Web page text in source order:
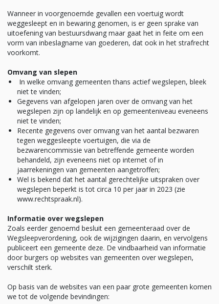
Wanneer in voorgenoemde gevallen een voertuig wordt
weggesleept en in bewaring genomen, is er geen sprake van
uitoefening van bestuursdwang maar gaat het in feite om een
vorm van inbeslagname van goederen, dat ook in het strafrecht
voorkomt.
Omvang van slepen
In welke omvang gemeenten thans actief wegslepen, bleek
niet te vinden;
Gegevens van afgelopen jaren over de omvang van het
wegslepen zijn op landelijk en op gemeenteniveau eveneens
niet te vinden;
Recente gegevens over omvang van het aantal bezwaren
tegen weggesleepte voertuigen, die via de
bezwarencommissie van betreffende gemeente worden
behandeld, zijn eveneens niet op internet of in
jaarrekeningen van gemeenten aangetroffen;
Wel is bekend dat het aantal gerechtelijke uitspraken over
wegslepen beperkt is tot circa 10 per jaar in 2023 (zie
www.rechtspraak.nl).
Informatie over wegslepen
Zoals eerder genoemd besluit een gemeenteraad over de
Wegsleepverordening, ook de wijzigingen daarin, en vervolgens
publiceert een gemeente deze. De vindbaarheid van informatie
door burgers op websites van gemeenten over wegslepen,
verschilt sterk.
Op basis van de websites van een paar grote gemeenten komen
we tot de volgende bevindingen: